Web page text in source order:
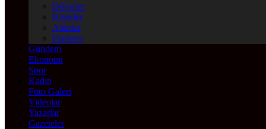
Dövizler
Hisseler
Altınlar
Pariteler
Gündem
Ekonomi
Spor
Kadın
Foto Galeri
Videolar
Yazarlar
Gazeteler